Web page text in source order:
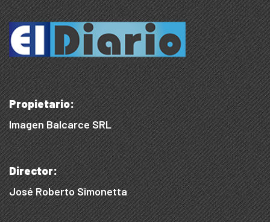
Propietario:
Imagen Balcarce SRL
Director:
José Roberto Simonetta